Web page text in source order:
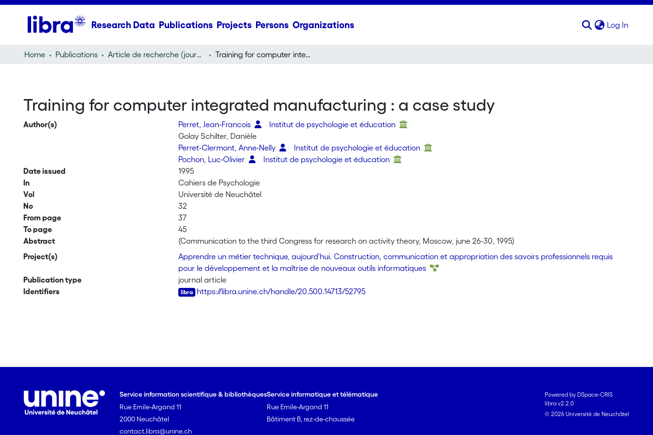
Research Data Publications Projects Persons Organizations Log In
Home Publications Article de recherche (journal article) Training for computer integrated manufacturing : a case study
Training for computer integrated manufacturing : a case study
Author(s) Perret, Jean-Francois
Institut de psychologie et éducation
Golay Schilter, Danièle
Perret-Clermont, Anne-Nelly
Institut de psychologie et éducation
Pochon, Luc-Olivier
Institut de psychologie et éducation
Date issued
1995
In
Cahiers de Psychologie
Vol
Université de Neuchâtel
No
32
From page
37
To page
45
Abstract
(Communication to the third Congress for research on activity theory, Moscow, june 26-30, 1995)
Project(s)
Apprendre un métier technique, aujourd'hui. Construction, communication et appropriation des savoirs professionnels requis
pour le développement et la maîtrise de nouveaux outils informatiques
Publication type
journal article
Identifiers
https://libra.unine.ch/handle/20.500.14713/52795
Service information scientifique & bibliothèques
Rue Emile-Argand 11
2000 Neuchâtel
contact.libra@unine.ch
Service informatique et télématique
Rue Emile-Argand 11
Bâtiment B, rez-de-chaussée
Powered by DSpace-CRIS
libra v2.2.0
© 2026 Université de Neuchâtel